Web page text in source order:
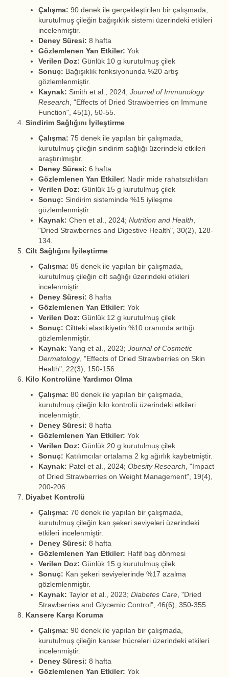
Çalışma: 90 denek ile gerçekleştirilen bir çalışmada,
kurutulmuş çileğin bağışıklık sistemi üzerindeki etkileri
incelenmiştir.
Deney Süresi: 8 hafta
Gözlemlenen Yan Etkiler: Yok
Verilen Doz: Günlük 10 g kurutulmuş çilek
Sonuç: Bağışıklık fonksiyonunda %20 artış
gözlemlenmiştir.
Kaynak: Smith et al., 2024; Journal of Immunology
Research, "Effects of Dried Strawberries on Immune
Function", 45(1), 50-55.
Sindirim Sağlığını İyileştirme
Çalışma: 75 denek ile yapılan bir çalışmada,
kurutulmuş çileğin sindirim sağlığı üzerindeki etkileri
araştırılmıştır.
Deney Süresi: 6 hafta
Gözlemlenen Yan Etkiler: Nadir mide rahatsızlıkları
Verilen Doz: Günlük 15 g kurutulmuş çilek
Sonuç: Sindirim sisteminde %15 iyileşme
gözlemlenmiştir.
Kaynak: Chen et al., 2024; Nutrition and Health,
"Dried Strawberries and Digestive Health", 30(2), 128-
134.
Cilt Sağlığını İyileştirme
Çalışma: 85 denek ile yapılan bir çalışmada,
kurutulmuş çileğin cilt sağlığı üzerindeki etkileri
incelenmiştir.
Deney Süresi: 8 hafta
Gözlemlenen Yan Etkiler: Yok
Verilen Doz: Günlük 12 g kurutulmuş çilek
Sonuç: Ciltteki elastikiyetin %10 oranında arttığı
gözlemlenmiştir.
Kaynak: Yang et al., 2023; Journal of Cosmetic
Dermatology, "Effects of Dried Strawberries on Skin
Health", 22(3), 150-156.
Kilo Kontrolüne Yardımcı Olma
Çalışma: 80 denek ile yapılan bir çalışmada,
kurutulmuş çileğin kilo kontrolü üzerindeki etkileri
incelenmiştir.
Deney Süresi: 8 hafta
Gözlemlenen Yan Etkiler: Yok
Verilen Doz: Günlük 20 g kurutulmuş çilek
Sonuç: Katılımcılar ortalama 2 kg ağırlık kaybetmiştir.
Kaynak: Patel et al., 2024; Obesity Research, "Impact
of Dried Strawberries on Weight Management", 19(4),
200-206.
Diyabet Kontrolü
Çalışma: 70 denek ile yapılan bir çalışmada,
kurutulmuş çileğin kan şekeri seviyeleri üzerindeki
etkileri incelenmiştir.
Deney Süresi: 8 hafta
Gözlemlenen Yan Etkiler: Hafif baş dönmesi
Verilen Doz: Günlük 15 g kurutulmuş çilek
Sonuç: Kan şekeri seviyelerinde %17 azalma
gözlemlenmiştir.
Kaynak: Taylor et al., 2023; Diabetes Care, "Dried
Strawberries and Glycemic Control", 46(6), 350-355.
Kansere Karşı Koruma
Çalışma: 90 denek ile yapılan bir çalışmada,
kurutulmuş çileğin kanser hücreleri üzerindeki etkileri
incelenmiştir.
Deney Süresi: 8 hafta
Gözlemlenen Yan Etkiler: Yok